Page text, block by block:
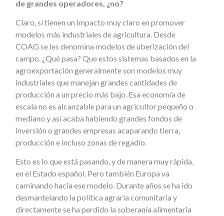
de grandes operadores, ¿no?
Claro, sí tienen un impacto muy claro en promover
modelos más industriales de agricultura. Desde
COAG se les denomina modelos de uberización del
campo. ¿Qué pasa? Que estos sistemas basados en la
agroexportación generalmente son modelos muy
industriales que manejan grandes cantidades de
producción a un precio más bajo. Esa economía de
escala no es alcanzable para un agricultor pequeño o
mediano y así acaba habiendo grandes fondos de
inversión o grandes empresas acaparando tierra,
producción e incluso zonas de regadío.
Esto es lo que está pasando, y de manera muy rápida,
en el Estado español. Pero también Europa va
caminando hacia ese modelo. Durante años se ha ido
desmantelando la política agraria comunitaria y
directamente se ha perdido la soberanía alimentaria